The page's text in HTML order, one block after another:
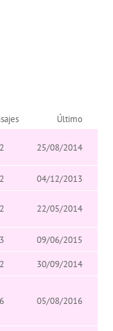
Último
2 25/08/2014
2
04/12/2013
2 22/05/2014
3 09/06/2015
2
30/09/2014
6 05/08/2016